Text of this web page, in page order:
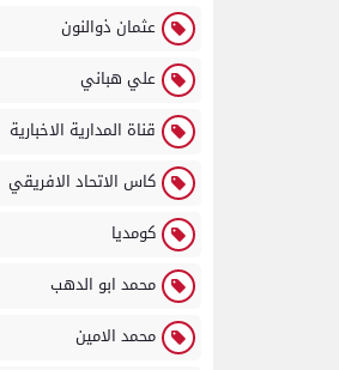
عثمان ذوالنون
علي هباني
قناة المدارية الاخبارية
كاس الاتحاد الافريقي
كومديا
محمد ابو الدهب
محمد الامين